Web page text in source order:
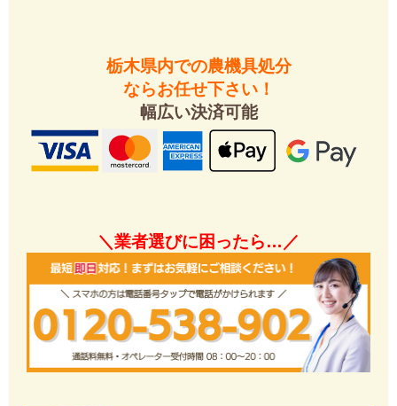
栃木県内での農機具処分
ならお任せ下さい！
幅広い決済可能
＼業者選びに困ったら…／